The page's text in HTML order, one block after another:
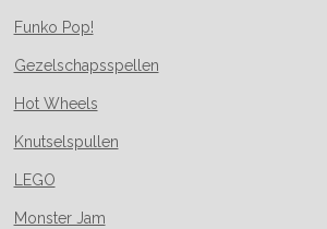
Funko Pop!
Gezelschapsspellen
Hot Wheels
Knutselspullen
LEGO
Monster Jam